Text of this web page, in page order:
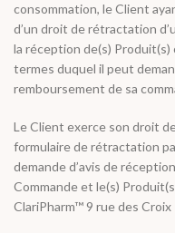
consommation, le Client
d’un droit de rétractation
la réception de(s)
termes duquel il peut
remboursement de sa
Le Client exerce son droit
formulaire de rétractation
demande d’avis de
Commande et le(s)
ClariPharm™ 9 rue des